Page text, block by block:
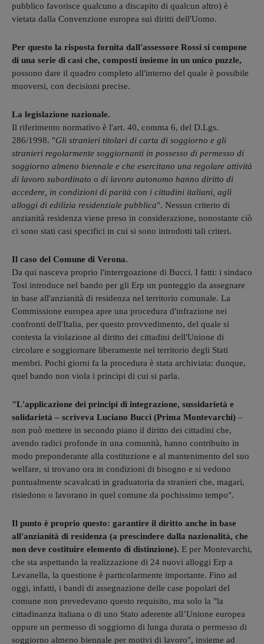
pubblico favorisce qualcuno a discapito di qualcun altro) è
vietata dalla Convenzione europea sui diritti dell'Uomo.
Per questo la risposta fornita dall'assessore Rossi si compone
di una serie di casi che, composti insieme in un unico puzzle,
possono dare il quadro completo all'interno del quale è possibile
muoversi, con decisioni precise.
La legislazione nazionale.
Il riferimento normativo è l'art. 40, comma 6, del D.Lgs.
286/1998. "Gli stranieri titolari di carta di soggiorno e gli
stranieri regolarmente soggiornanti in possesso di permesso di
soggiorno almeno biennale e che esercitano una regolare attività
di lavoro subordinato o di lavoro autonomo hanno diritto di
accedere, in condizioni di parità con i cittadini italiani, agli
alloggi di edilizia residenziale pubblica". Nessun criterio di
anzianità residenza viene preso in considerazione, nonostante ciò
ci sono stati casi specifici in cui si sono introdotti tali criteri.
Il caso del Comune di Verona.
Da qui nasceva proprio l'interrgoazione di Bucci. I fatti: i sindaco
Tosi introduce nel bando per gli Erp un punteggio da assegnare
in base all'anzianità di residenza nel territorio comunale. La
Commissione europea apre una procedura d'infrazione nei
confronti dell'Italia, per questo provvedimento, del quale si
contesta la violazione al diritto dei cittadini dell'Unione di
circolare e soggiornare liberamente nel territorio degli Stati
membri. Pochi giorni fa la procedura è stata archiviata: dunque,
quel bando non viola i principi di cui si parla.
"L'applicazione dei principi di integrazione, sussidarietà e
solidarietà – scriveva Luciano Bucci (Prima Montevarchi) –
non può mettere in secondo piano il diritto dei cittadini che,
avendo radici profonde in una comunità, hanno contribuito in
modo preponderante alla costituzione e al mantenimento del suo
welfare, si trovano ora in condizioni di bisogno e si vedono
puntualmente scavalcati in graduatoria da stranieri che, magari,
risiedono o lavorano in quel comune da pochissimo tempo".
Il punto è proprio questo: garantire il diritto anche in base
all'anzianità di residenza (a prescindere dalla nazionalità, che
non deve costituire elemento di distinzione). E per Montevarchi,
che sta aspettando la realizzazione di 24 nuovi alloggi Erp a
Levanella, la questione è particolarmente importante. Fino ad
oggi, infatti, i bandi di assegnazione delle case popolari del
comune non prevedevano questo requisito, ma solo la "la
cittadinanza italiana o di uno Stato aderente all’Unione europea
oppure un permesso di soggiorno di lunga durata o permesso di
soggiorno almeno biennale per motivi di lavoro", insieme ad